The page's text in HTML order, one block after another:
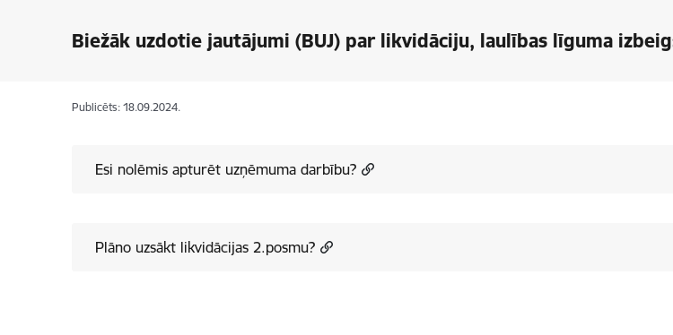
Biežāk uzdotie jautājumi (BUJ) par likvidāciju, laulības līguma
Publicēts: 18.09.2024.
Esi nolēmis apturēt uzņēmuma darbību?
Plāno uzsākt likvidācijas 2.posmu?